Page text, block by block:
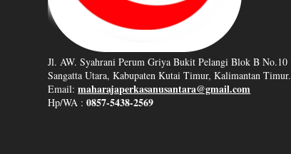
Jl. AW. Syahrani Perum Griya Bukit Pelangi Blok B No.10
Sangatta Utara, Kabupaten Kutai Timur, Kalimantan Timur.
Email:maharajaperkasanusantara@gmail.com
Hp/WA :0857-5438-2569